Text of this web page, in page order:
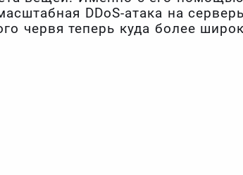
DDoS-атака на
червя теперь куда более
он стал опаснее и